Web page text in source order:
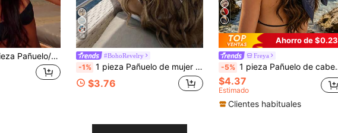
de leopardo de 90 cm para mujer, pañuelo de protección solar casual para la cabeza/cuello, esencial para primavera/verano playa casual, chal de protección solar, adecuado para uso diario
18
#BohoRevelry
-1% 1 pieza Pañuelo de mujer estilo bohemio con elegante estampado de cachemira, pañuelo cuadrado de satén de 70*70cm, adecuado para uso casual diario, playa, vacaciones
$3.76
Ahorro de $0.23
Freya
-5% 1 pieza Pañuelo de cabeza vintage con estampado de paisley azul marino para mujer, pañuelo/bandana de seda versátil para verano, playa, vacaciones, accesorios, esencial de viaje
$4.37
Estimado
Clientes habituales